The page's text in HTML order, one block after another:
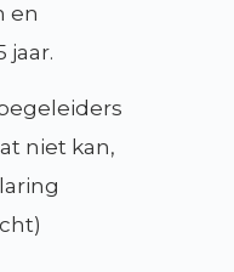
en
jaar.
niet kan,